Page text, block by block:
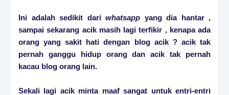
Ini adalah sedikit dari whatsapp yang dia hantar ,
sampai sekarang acik masih lagi terfikir , kenapa ada
orang yang sakit hati dengan blog acik ? acik tak
pernah ganggu hidup orang dan acik tak pernah
kacau blog orang lain.
Sekali lagi acik minta maaf sangat untuk entri-entri